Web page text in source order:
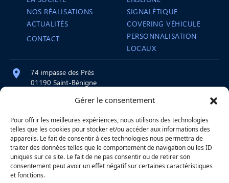
Gérer le consentement
Pour offrir les meilleures expériences, nous utilisons des technologies
telles que les cookies pour stocker et/ou accéder aux informations des
appareils. Le fait de consentir à ces technologies nous permettra de
traiter des données telles que le comportement de navigation ou les ID
uniques sur ce site. Le fait de ne pas consentir ou de retirer son
consentement peut avoir un effet négatif sur certaines caractéristiques
et fonctions.
NOS RÉALISATIONS
ACTUALITÉS
CONTACT
SIGNALÉTIQUE
COVERING VÉHICULE
PERSONNALISATION
LOCAUX
74 impasse des Près
01190 Saint-Bénigne
contact@atelier-martre.fr
09 72 95 15 20
Lundi au jeudi : 8h – 12h / 14h – 18h
Vendredi : 8h – 12h
|Mentions légales